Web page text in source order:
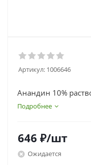
Артикул: 1006646
Анандин 10%
Подробнее
646 ₽/шт
Ожидается